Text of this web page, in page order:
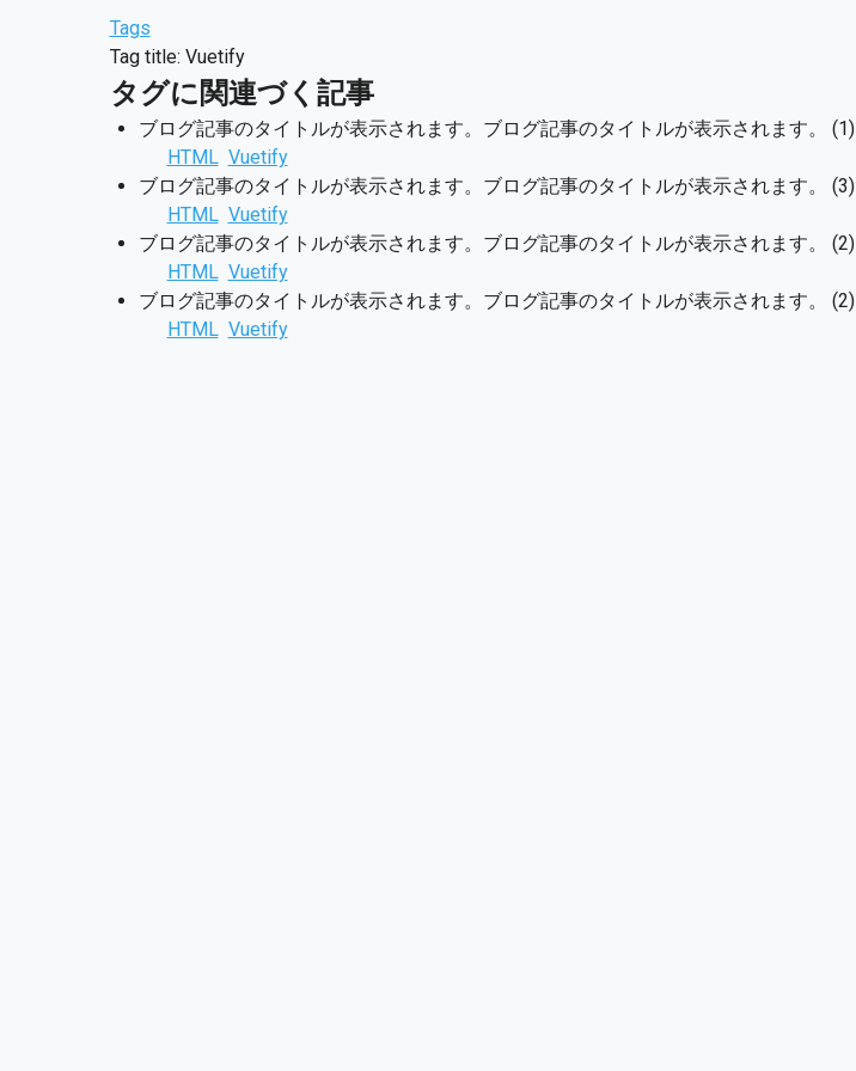
Tags
Tag title: Vuetify
タグに関連づく記事
ブログ記事のタイトルが表示されます。ブログ記事のタイトルが表示されます。 (1)
HTML Vuetify
ブログ記事のタイトルが表示されます。ブログ記事のタイトルが表示されます。 (3)
HTML Vuetify
ブログ記事のタイトルが表示されます。ブログ記事のタイトルが表示されます。 (2)
HTML Vuetify
ブログ記事のタイトルが表示されます。ブログ記事のタイトルが表示されます。 (2)
HTML Vuetify